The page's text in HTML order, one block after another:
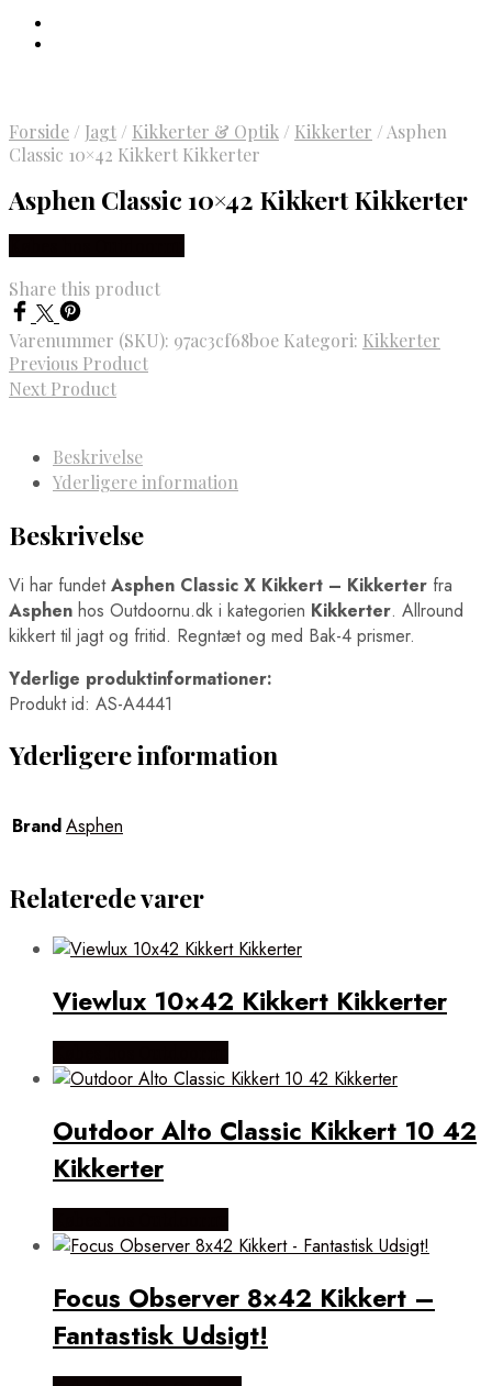
Forside / Jagt / Kikkerter & Optik / Kikkerter / Asphen
Classic 10×42 Kikkert Kikkerter
Asphen Classic 10×42 Kikkert Kikkerter
Share this product
Varenummer (SKU): 97ac3cf68b0e Kategori: Kikkerter
Previous Product
Next Product
Beskrivelse
Yderligere information
Beskrivelse
Vi har fundetAsphen Classic X Kikkert – Kikkerter fra
Asphen hos Outdoornu.dk i kategorien Kikkerter. Allround
kikkert til jagt og fritid. Regntæt og med Bak-4 prismer.
Yderlige produktinformationer:
Produkt id: AS-A4441
Yderligere information
BrandAsphen
Relaterede varer
Viewlux 10×42 Kikkert Kikkerter
Outdoor Alto Classic Kikkert 10 42
Kikkerter
Focus Observer 8×42 Kikkert –
Fantastisk Udsigt!